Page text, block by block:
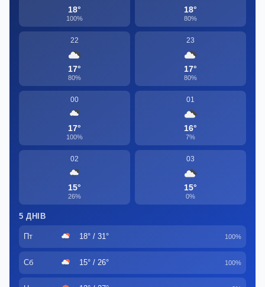
18°
100%
18°
80%
22
17°
80%
23
17°
80%
00
17°
100%
01
16°
7%
02
15°
26%
03
15°
0%
5 ДНІВ
Пт 18° / 31° 100%
Сб 15° / 26° 100%